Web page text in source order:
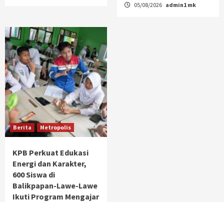
05/08/2026 admin1 mk
Berita Metropolis
KPB Perkuat Edukasi
Energi dan Karakter,
600 Siswa di
Balikpapan-Lawe-Lawe
Ikuti Program Mengajar